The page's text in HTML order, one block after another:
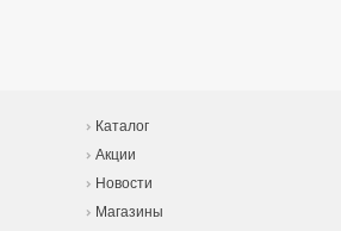
Каталог
Акции
Новости
Магазины